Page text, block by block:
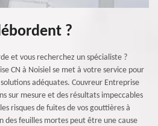
?
et vous recherchez un spécialiste ?
CN à Noisiel se met à votre service pour
adéquates. Couvreur Entreprise
sur mesure et des résultats impeccables
risques de fuites de vos gouttières à
des feuilles mortes peut être une cause